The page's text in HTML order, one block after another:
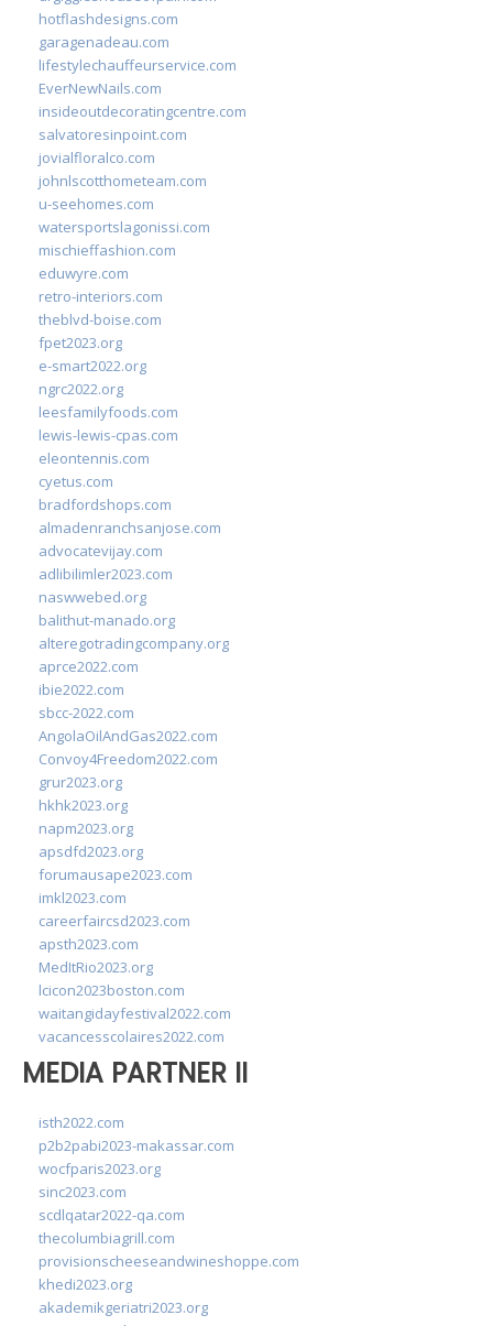
hotflashdesigns.com
garagenadeau.com
lifestylechauffeurservice.com
EverNewNails.com
insideoutdecoratingcentre.com
salvatoresinpoint.com
jovialfloralco.com
johnlscotthometeam.com
u-seehomes.com
watersportslagonissi.com
mischieffashion.com
eduwyre.com
retro-interiors.com
theblvd-boise.com
fpet2023.org
e-smart2022.org
ngrc2022.org
leesfamilyfoods.com
lewis-lewis-cpas.com
eleontennis.com
cyetus.com
bradfordshops.com
almadenranchsanjose.com
advocatevijay.com
adlibilimler2023.com
naswwebed.org
balithut-manado.org
alteregotradingcompany.org
aprce2022.com
ibie2022.com
sbcc-2022.com
AngolaOilAndGas2022.com
Convoy4Freedom2022.com
grur2023.org
hkhk2023.org
napm2023.org
apsdfd2023.org
forumausape2023.com
imkl2023.com
careerfaircsd2023.com
apsth2023.com
MedItRio2023.org
lcicon2023boston.com
waitangidayfestival2022.com
vacancesscolaires2022.com
MEDIA PARTNER II
isth2022.com
p2b2pabi2023-makassar.com
wocfparis2023.org
sinc2023.com
scdlqatar2022-qa.com
thecolumbiagrill.com
provisionscheeseandwineshoppe.com
khedi2023.org
akademikgeriatri2023.org